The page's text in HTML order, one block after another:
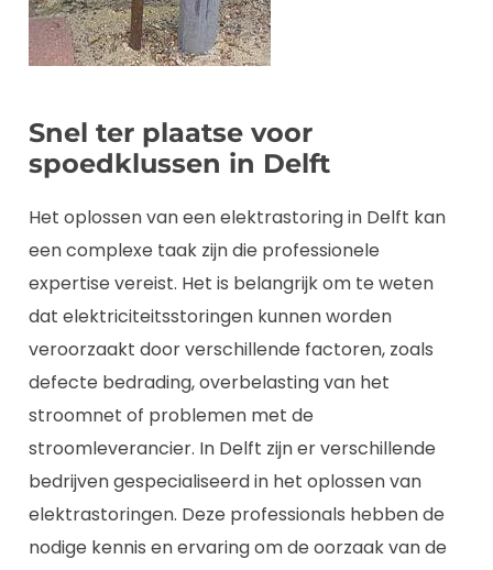
Snel ter plaatse voor
spoedklussen in Delft
Het oplossen van een elektrastoring in Delft kan
een complexe taak zijn die professionele
expertise vereist. Het is belangrijk om te weten
dat elektriciteitsstoringen kunnen worden
veroorzaakt door verschillende factoren, zoals
defecte bedrading, overbelasting van het
stroomnet of problemen met de
stroomleverancier. In Delft zijn er verschillende
bedrijven gespecialiseerd in het oplossen van
elektrastoringen. Deze professionals hebben de
nodige kennis en ervaring om de oorzaak van de